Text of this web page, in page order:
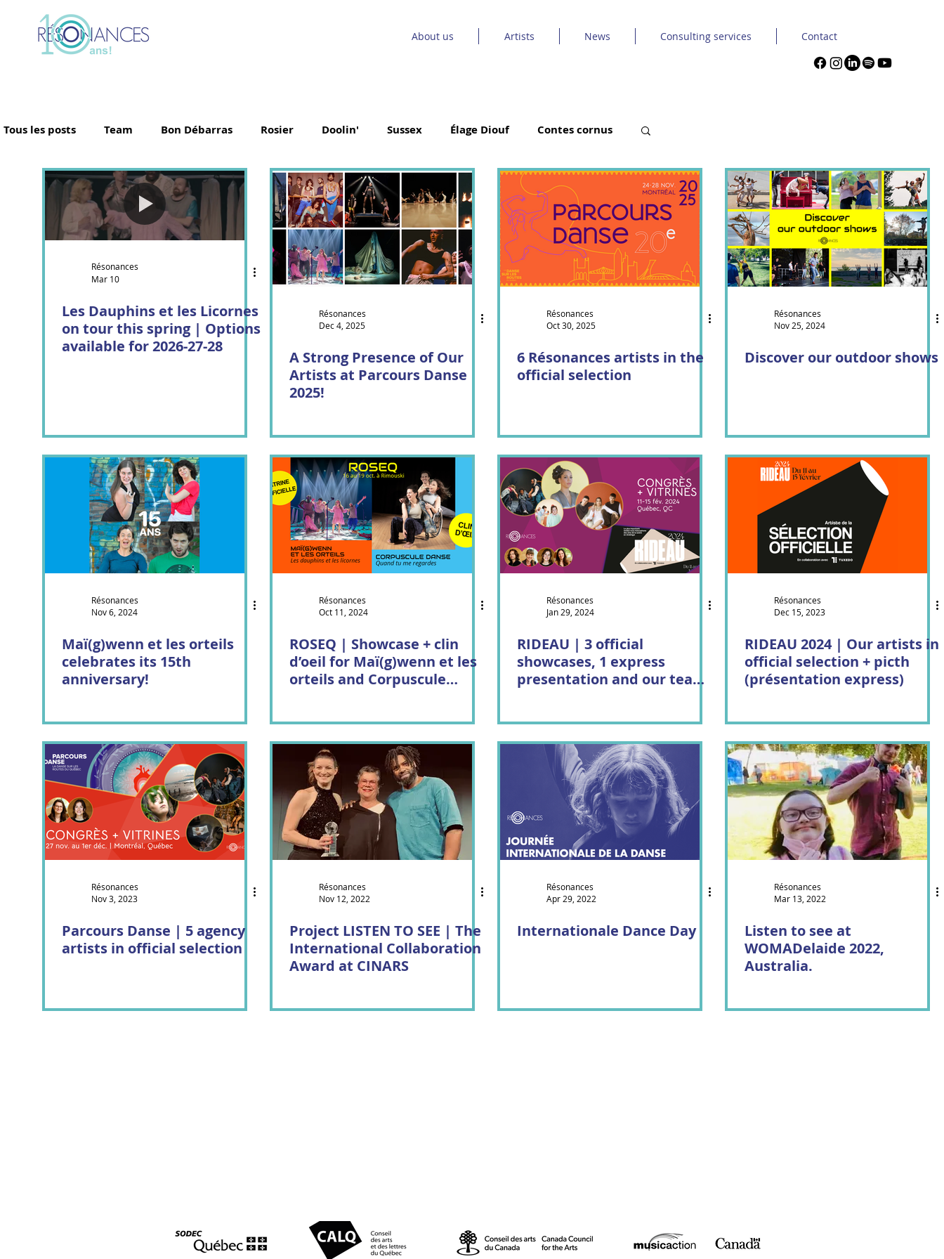
About us Artists News Consulting services Contact
Tous les posts Team Bon Débarras Rosier Doolin' Sussex Élage Diouf Contes cornus
Les Archipels Maï(g)wenn et les orteils Sinha Danse Emmanuel Jouthe | Danse Carpe Diem
BIGICO Boogát É.T.É Vishtèn Grand Poney Le Bruit Court Catrin & Seckou
Little Misty Fleuve | Espace Danse Musique à bouches Cédric Dind-Lavoie Al Badil
Résonances
Mar 10
Les Dauphins et les Licornes
on tour this spring | Options
available for 2026-27-28
Résonances
Dec 4, 2025
A Strong Presence of Our
Artists at Parcours Danse
2025!
Résonances
Oct 30, 2025
6 Résonances artists in the
official selection
Résonances
Nov 25, 2024
Discover our outdoor shows
Résonances
Nov 6, 2024
Maï(g)wenn et les orteils
celebrates its 15th
anniversary!
Résonances
Oct 11, 2024
ROSEQ | Showcase + clin
d’oeil for Maï(g)wenn et les
orteils and Corpuscule
Résonances
Jan 29, 2024
RIDEAU | 3 official
showcases, 1 express
presentation and our team
Résonances
Dec 15, 2023
RIDEAU 2024 | Our artists in
official selection + picth
(présentation express)
Résonances
Nov 3, 2023
Parcours Danse | 5 agency
artists in official selection
Résonances
Nov 12, 2022
Project LISTEN TO SEE | The
International Collaboration
Award at CINARS
Résonances
Apr 29, 2022
Internationale Dance Day
Résonances
Mar 13, 2022
Listen to see at
WOMADelaide 2022,
Australia.